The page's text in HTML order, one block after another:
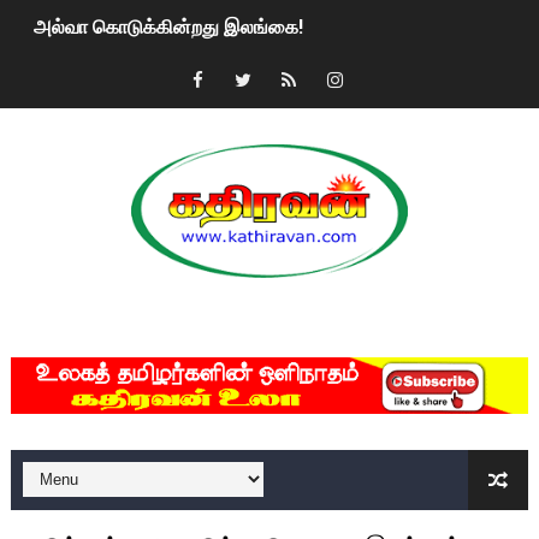
அல்வா கொடுக்கின்றது இலங்கை!
2ஆம் நாள் உக்ரைன் யுத்தம்!! எங்களைத் தனிமையில்
மகிந்த ராஜபக்சே பதவி விலக திட்டம்?
ரவுடி பேபிக்கு நடந்த தரமான சம்பவம்.. ஆபாச வீடியோக்களால்
குண்டை தூக்கிப்போட்ட ஆய்வு…. இந்தியாவின் “கோவிஷீல்டு”
யாழில் தமிழின தலைவர் பிரபாகரனின் பிறந்தநாளை
ஏர்போர்ட்டில் உதைத்த நபர் யார், என்ன நடந்தது?: உண்மையை
சீனா இலங்கையிடம் 8 மில்லியன் அமெரிக்க டொலர் நட்டஈடு